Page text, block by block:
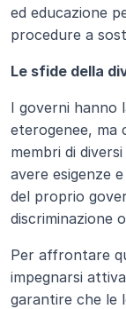
ed educazione
procedure a
Le sfide della
I governi hanno
eterogenee, ma
membri di
avere esigenze
del proprio
discriminazione
Per affrontare
impegnarsi
garantire che le